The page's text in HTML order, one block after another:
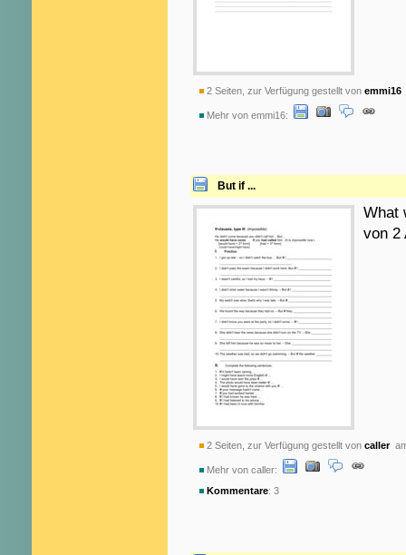
2 Seiten, zur Verfügung gestellt von emmi16
Mehr von emmi16:
But if ...
What
von 2
2 Seiten, zur Verfügung gestellt von calleram
Mehr von caller:
Kommentare: 3